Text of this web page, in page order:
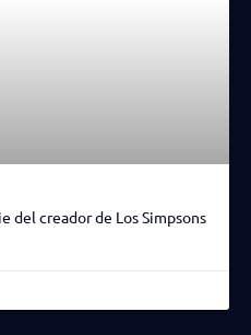
del creador de Los Simpsons